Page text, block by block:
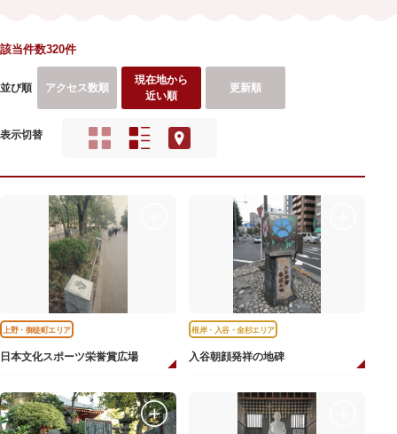
該当件数320件
並び順 アクセス数順
現在地から
近い順
更新順
表示切替
上野・御徒町エリア
日本文化スポーツ栄誉賞広場
根岸・入谷・金杉エリア
入谷朝顔発祥の地碑